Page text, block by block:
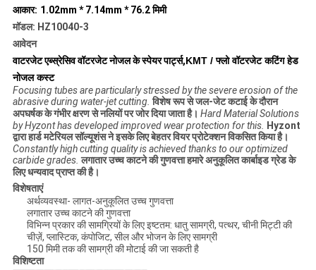
आकार: 1.02mm * 7.14mm * 76.2 मिमी
मॉडल: HZ10040-3
आवेदन
वाटरजेट एब्स्रेसिव वॉटरजेट नोजल के स्पेयर पार्ट्स,KMT / फ्लो वॉटरजेट कटिंग हेड
नोजल कस्ट
Focusing tubes are particularly stressed by the severe erosion of the
abrasive during water-jet cutting. विशेष रूप से जल-जेट कटाई के दौरान
अपघर्षक के गंभीर क्षरण से नलियों पर जोर दिया जाता है। Hard Material Solutions
by Hyzont has developed improved wear protection for this. Hyzont
द्वारा हार्ड मटेरियल सॉल्यूशंस ने इसके लिए बेहतर वियर प्रोटेक्शन विकसित किया है।
Constantly high cutting quality is achieved thanks to our optimized
carbide grades. लगातार उच्च काटने की गुणवत्ता हमारे अनुकूलित कार्बाइड ग्रेड के
लिए धन्यवाद प्राप्त की है।
विशेषताएं
अर्थव्यवस्था- लागत-अनुकूलित उच्च गुणवत्ता
लगातार उच्च काटने की गुणवत्ता
विभिन्न प्रकार की सामग्रियों के लिए इष्टतम: धातु सामग्री, पत्थर, चीनी मिट्टी की
चीज़ें, प्लास्टिक, कंपोजिट, सील और भोजन के लिए सामग्री
150 मिमी तक की सामग्री की मोटाई की जा सकती है
विशिष्टता